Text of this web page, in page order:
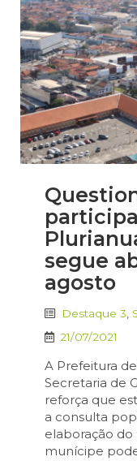
segue
agosto
Destaque 3
21/07/2021
A Prefeitura
Secretaria de
reforça que
a consulta
elaboração do
munícipe